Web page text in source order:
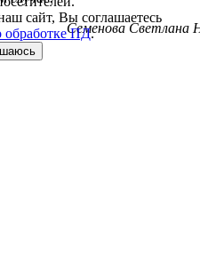
Семенова Светлана
сайт, Вы соглашаетесь
обработке ПД.